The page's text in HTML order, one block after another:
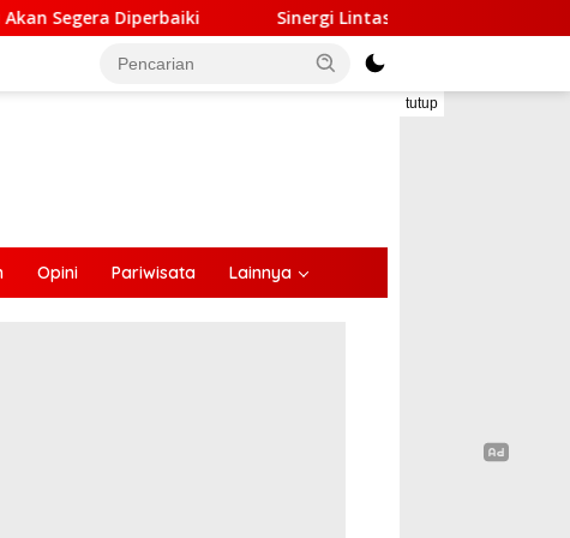
Sinergi Lintas Sektor, Satlantas Polres Ende Gandeng Forum LLAJ
tutup
Opini Pariwisata Lainnya